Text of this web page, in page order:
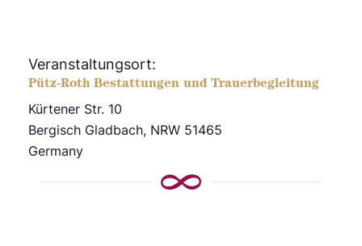
Veranstaltungsort:
Pütz-Roth Bestattungen und Trauerbegleitung
Kürtener Str. 10
Bergisch Gladbach, NRW 51465
Germany